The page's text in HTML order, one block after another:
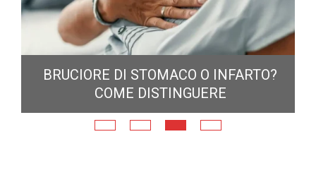
BRUCIORE DI STOMACO O INFARTO?
COME DISTINGUERE